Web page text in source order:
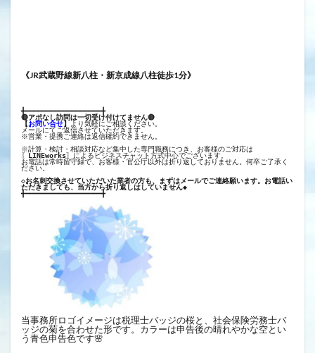
《JR武蔵野線新八柱・新京成線八柱徒歩1分》
╋━━━━━━━━━━━━━━━━━━╋
🔴アポなし訪問は一切受け付けてません🔴
【お問い合せ】より気軽にご相談ください。
メールにてご返信させていただきます。
※営業・提携ご連絡は返信確約できません。
※計算・検討・相談対応など集中した専門職務につき、お客様のご対応は
〖 LINEworks〗によるビジネスチャット方式中心でございます。
お電話は常時留守録で、お客様・官公庁以外は折り返しておりません。何卒ご了承く
ださい。
◇お名刺交換させていただいた業者の方も、まずはメールでご連絡願います。お電話い
ただきましても、当方から折り返しはしていません◆
╋━━━━━━━━━━━━━━━━━━╋
当事務所ロゴイメージは税理士バッジの桜と、社会保険労務士バ
ッジの菊を合わせた形です。カラーは申告後の晴れやかな空とい
う青色申告色です🌸